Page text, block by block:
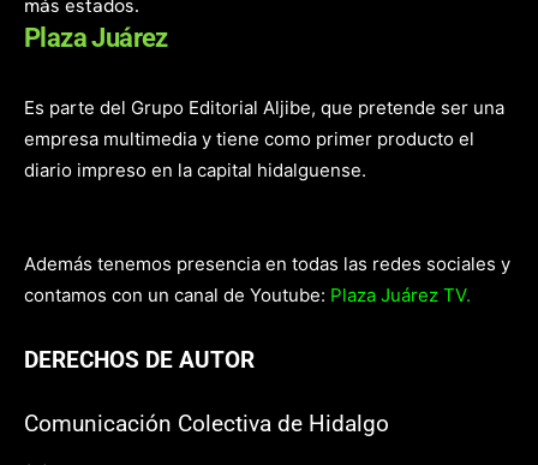
más estados.
Plaza Juárez
Es parte del Grupo Editorial Aljibe, que pretende ser una
empresa multimedia y tiene como primer producto el
diario impreso en la capital hidalguense.
Además tenemos presencia en todas las redes sociales y
contamos con un canal de Youtube: Plaza Juárez TV.
DERECHOS DE AUTOR
Comunicación Colectiva de Hidalgo